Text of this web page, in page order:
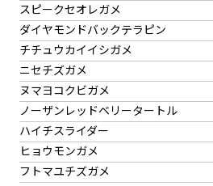
スピークセオレガメ
ダイヤモンドバックテラピン
チチュウカイイシガメ
ニセチズガメ
ヌマヨコクビガメ
ノーザンレッドベリータートル
ハイチスライダー
ヒョウモンガメ
フトマユチズガメ